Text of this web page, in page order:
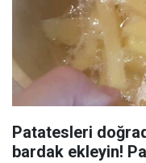
Patatesleri
bardak ekleyin!